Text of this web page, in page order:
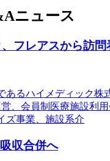
ニュース
フレアスから訪
あるハイメディック
、会員制医療施設利
ズ事業、施設系介
収合併へ